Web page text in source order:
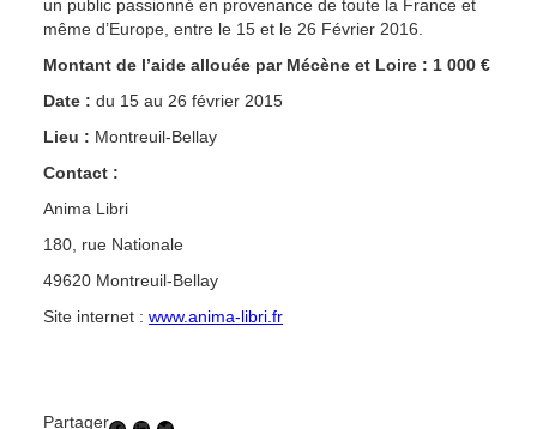
un public passionné en provenance de toute la France et
même d’Europe, entre le 15 et le 26 Février 2016.
Montant de l’aide allouée par Mécène et Loire : 1 000 €
Date : du 15 au 26 février 2015
Lieu : Montreuil-Bellay
Contact :
Anima Libri
180, rue Nationale
49620 Montreuil-Bellay
Site internet : www.anima-libri.fr
Partager